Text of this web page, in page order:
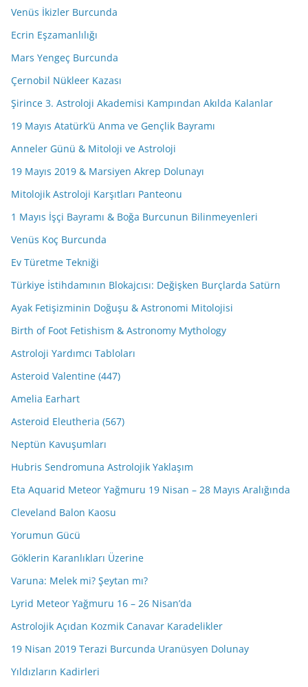
Venüs İkizler Burcunda
Ecrin Eşzamanlılığı
Mars Yengeç Burcunda
Çernobil Nükleer Kazası
Şirince 3. Astroloji Akademisi Kampından Akılda Kalanlar
19 Mayıs Atatürk’ü Anma ve Gençlik Bayramı
Anneler Günü & Mitoloji ve Astroloji
19 Mayıs 2019 & Marsiyen Akrep Dolunayı
Mitolojik Astroloji Karşıtları Panteonu
1 Mayıs İşçi Bayramı & Boğa Burcunun Bilinmeyenleri
Venüs Koç Burcunda
Ev Türetme Tekniği
Türkiye İstihdamının Blokajcısı: Değişken Burçlarda Satürn
Ayak Fetişizminin Doğuşu & Astronomi Mitolojisi
Birth of Foot Fetishism & Astronomy Mythology
Astroloji Yardımcı Tabloları
Asteroid Valentine (447)
Amelia Earhart
Asteroid Eleutheria (567)
Neptün Kavuşumları
Hubris Sendromuna Astrolojik Yaklaşım
Eta Aquarid Meteor Yağmuru 19 Nisan – 28 Mayıs Aralığında
Cleveland Balon Kaosu
Yorumun Gücü
Göklerin Karanlıkları Üzerine
Varuna: Melek mi? Şeytan mı?
Lyrid Meteor Yağmuru 16 – 26 Nisan’da
Astrolojik Açıdan Kozmik Canavar Karadelikler
19 Nisan 2019 Terazi Burcunda Uranüsyen Dolunay
Yıldızların Kadirleri